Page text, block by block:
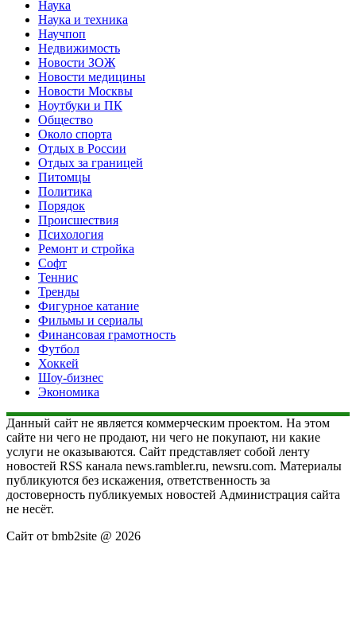
Наука
Наука и техника
Научпоп
Недвижимость
Новости ЗОЖ
Новости медицины
Новости Москвы
Ноутбуки и ПК
Общество
Около спорта
Отдых в России
Отдых за границей
Питомцы
Политика
Порядок
Происшествия
Психология
Ремонт и стройка
Софт
Теннис
Тренды
Фигурное катание
Фильмы и сериалы
Финансовая грамотность
Футбол
Хоккей
Шоу-бизнес
Экономика
Данный сайт не является коммерческим проектом. На этом
сайте ни чего не продают, ни чего не покупают, ни какие
услуги не оказываются. Сайт представляет собой ленту
новостей RSS канала news.rambler.ru, newsru.com. Материалы
публикуются без искажения, ответственность за
достоверность публикуемых новостей Администрация сайта
не несёт.
Сайт от bmb2site @ 2026